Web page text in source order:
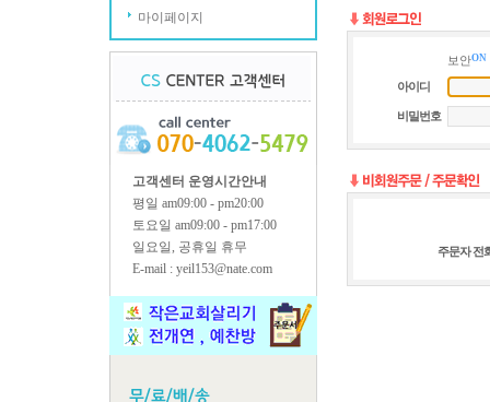
마이페이지
고객센터 운영시간안내
평일 am09:00 - pm20:00
토요일 am09:00 - pm17:00
일요일, 공휴일 휴무
E-mail : yeil153@nate.com
보안ON
아이디
비밀번호
주문자 전